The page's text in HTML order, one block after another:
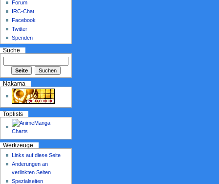
Forum
IRC-Chat
Facebook
Twitter
Spenden
Suche
Nakama
Toplists
Werkzeuge
Links auf diese Seite
Änderungen an
verlinkten Seiten
Spezialseiten